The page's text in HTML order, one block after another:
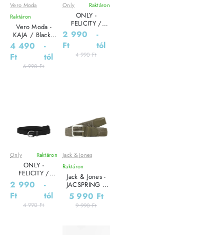
Leárazás
Vero Moda
Raktáron
Vero Moda -
KAJA / Black -
Női öv
4 490
Ft
-
tól
6 990 Ft
Leárazás
Only Raktáron
ONLY -
FELICITY /
Brown - Női öv
2 990
Ft
-
tól
4 990 Ft
Leárazás
Only Raktáron
ONLY -
FELICITY /
Black - Női öv
2 990
Ft
-
tól
4 990 Ft
Leárazás
Jack & Jones
Raktáron
Jack & Jones -
JACSPRING /
Brown - Férfi öv
5 990 Ft
9 990 Ft